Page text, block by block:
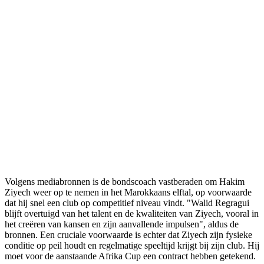
Volgens mediabronnen is de bondscoach vastberaden om Hakim
Ziyech weer op te nemen in het Marokkaans elftal, op voorwaarde
dat hij snel een club op competitief niveau vindt. "Walid Regragui
blijft overtuigd van het talent en de kwaliteiten van Ziyech, vooral in
het creëren van kansen en zijn aanvallende impulsen", aldus de
bronnen. Een cruciale voorwaarde is echter dat Ziyech zijn fysieke
conditie op peil houdt en regelmatige speeltijd krijgt bij zijn club. Hij
moet voor de aanstaande Afrika Cup een contract hebben getekend.